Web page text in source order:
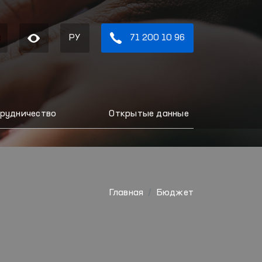
РУ 71 200 10 96
Открытые данные
Главная Бюджет